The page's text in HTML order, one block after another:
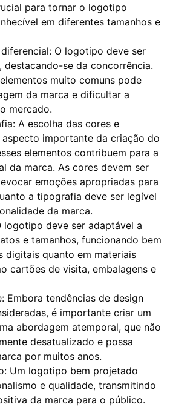
para tornar o logotipo
em diferentes tamanhos e
O logotipo deve ser
destacando-se da concorrência.
muito comuns pode
da marca e dificultar a
mercado.
A escolha das cores e
importante da criação do
elementos contribuem para a
da marca. As cores devem ser
emoções apropriadas para
a tipografia deve ser legível
da marca.
logotipo deve ser adaptável a
e tamanhos, funcionando bem
digitais quanto em materiais
cartões de visita, embalagens e
Embora tendências de design
é importante criar um
abordagem atemporal, que não
desatualizado e possa
por muitos anos.
Um logotipo bem projetado
e qualidade, transmitindo
da marca para o público.